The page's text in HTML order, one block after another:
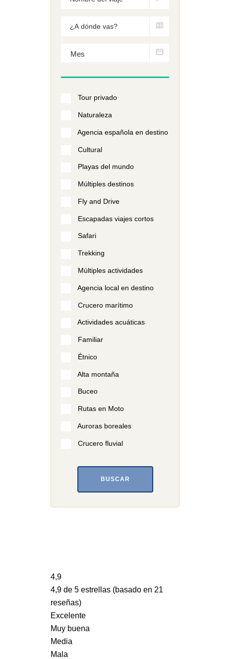
Tour privado
Naturaleza
Agencia española en destino
Cultural
Playas del mundo
Múltiples destinos
Fly and Drive
Escapadas viajes cortos
Safari
Trekking
Múltiples actividades
Agencia local en destino
Crucero marítimo
Actividades acuáticas
Familiar
Étnico
Alta montaña
Buceo
Rutas en Moto
Auroras boreales
Crucero fluvial
BUSCAR
4,9
4,9 de 5 estrellas (basado en 21
reseñas)
Excelente
Muy buena
Media
Mala